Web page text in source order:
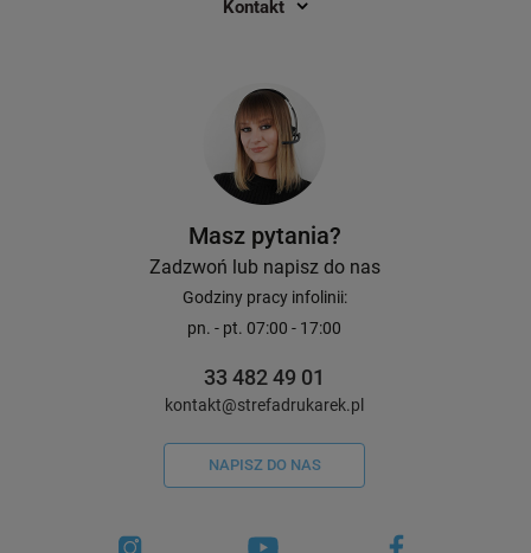
/ czarna / złoty nadruk / do drukarek
DO KOSZYKA
Kontakt
Masz pytania?
Zadzwoń lub napisz do nas
Godziny pracy infolinii:
pn. - pt. 07:00 - 17:00
33 482 49 01
kontakt@strefadrukarek.pl
NAPISZ DO NAS